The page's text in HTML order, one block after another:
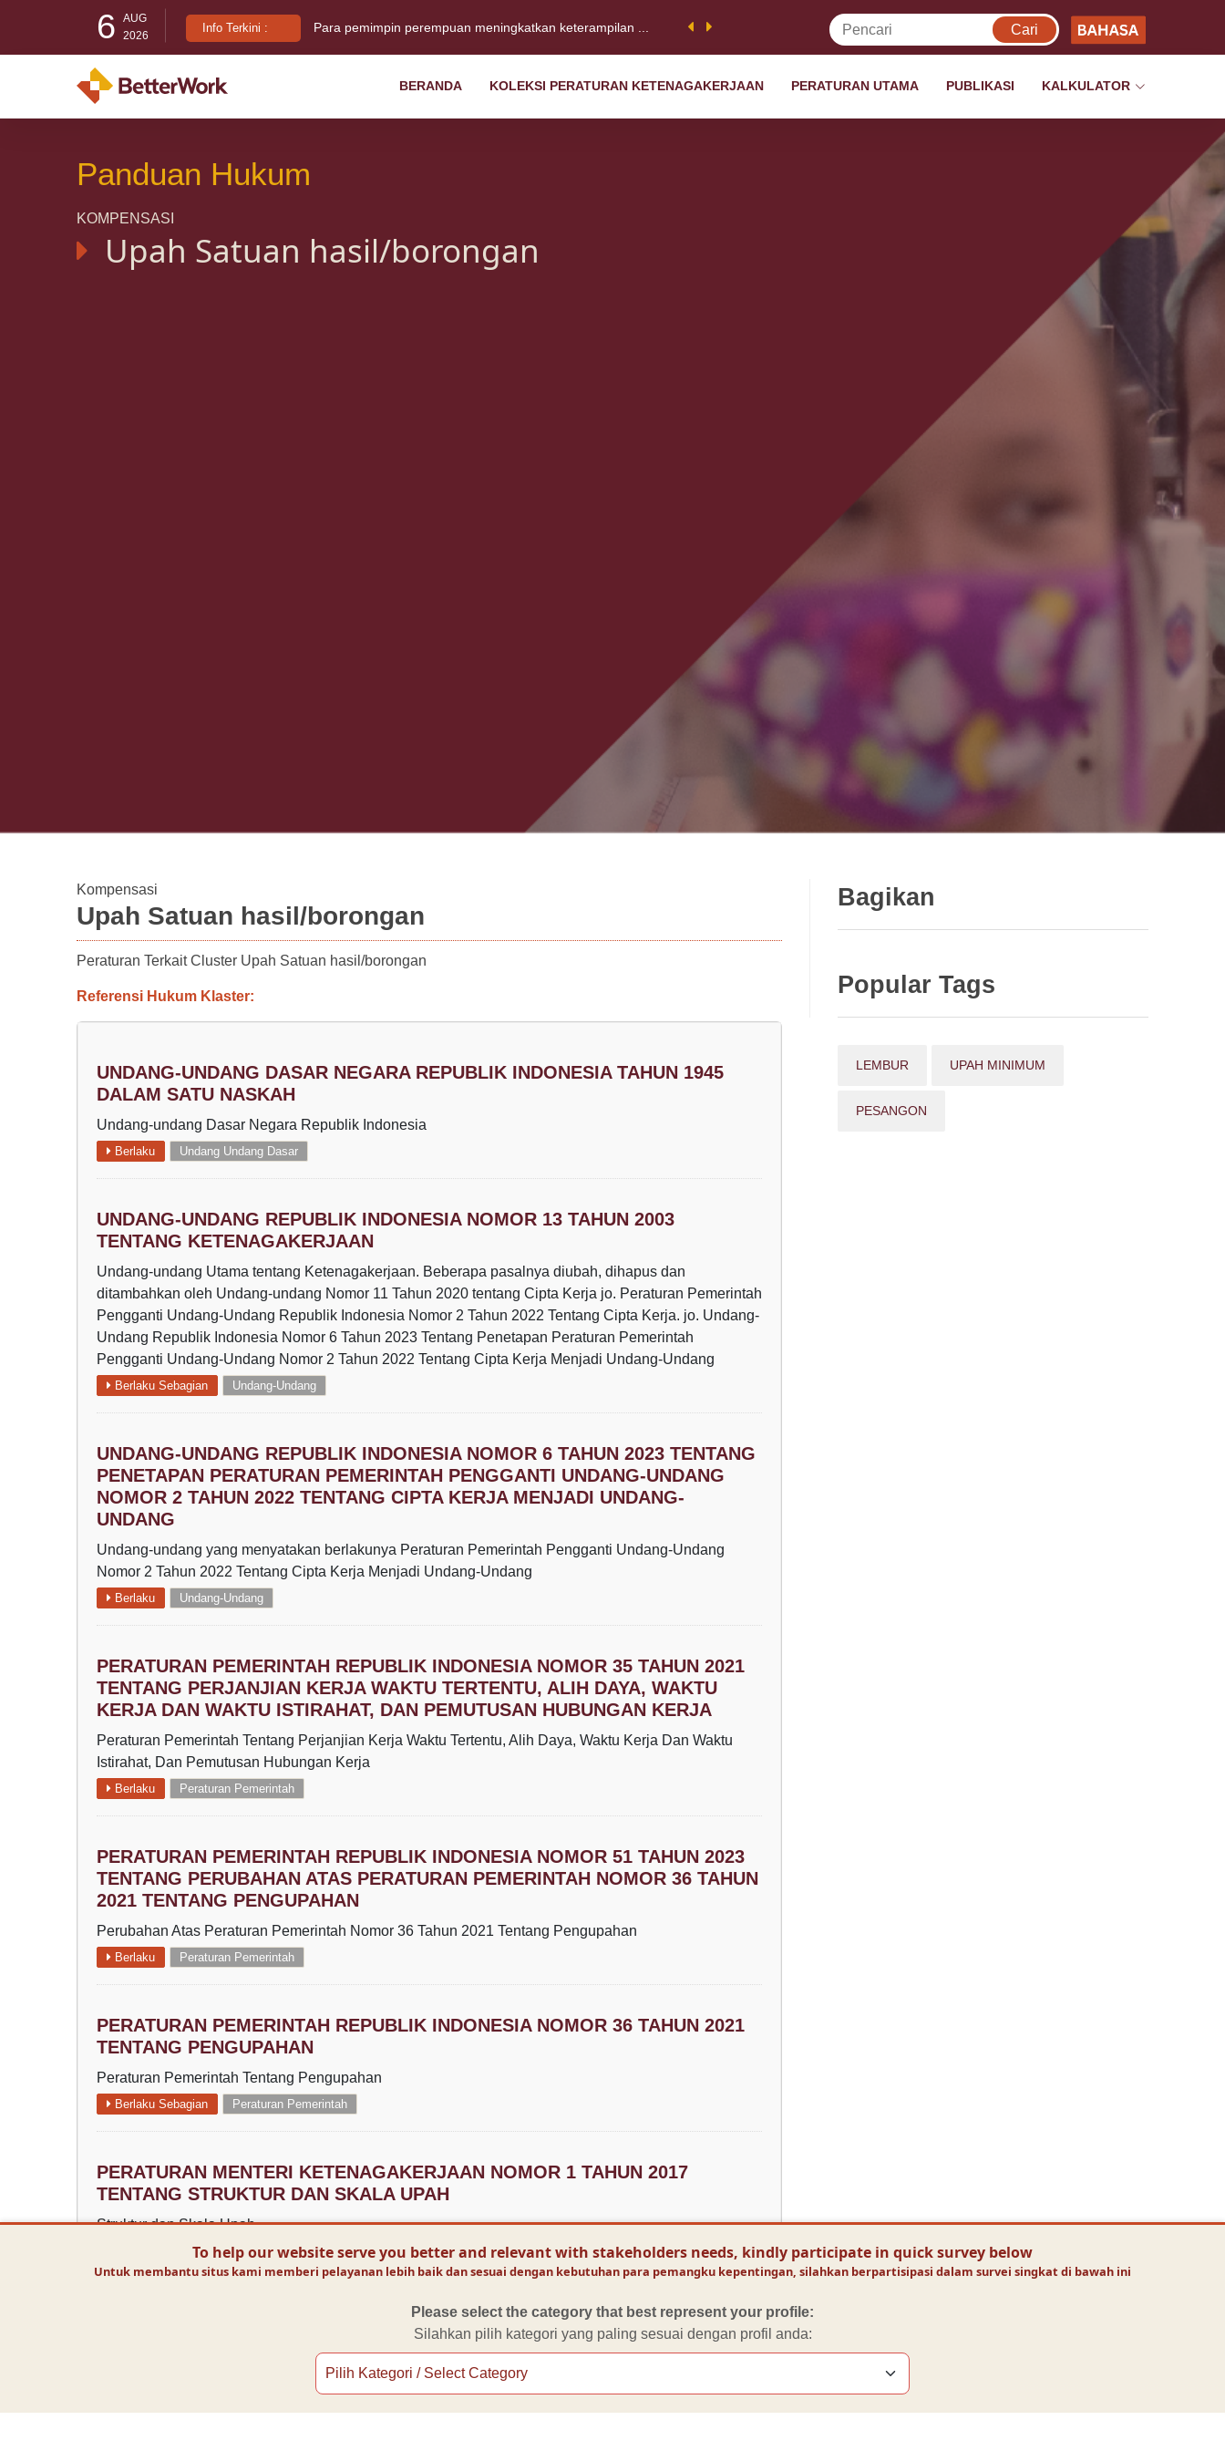
6
AUG
2026
Info Terkini :
BERANDA KOLEKSI PERATURAN KETENAGAKERJAAN PERATURAN UTAMA PUBLIKASI KALKULATOR
Panduan Hukum
KOMPENSASI
Upah Satuan hasil/borongan
Kompensasi
Upah Satuan hasil/borongan
Peraturan Terkait Cluster Upah Satuan hasil/borongan
Referensi Hukum Klaster:
UNDANG-UNDANG DASAR NEGARA REPUBLIK INDONESIA TAHUN 1945
DALAM SATU NASKAH
Undang-undang Dasar Negara Republik Indonesia
Berlaku Undang Undang Dasar
UNDANG-UNDANG REPUBLIK INDONESIA NOMOR 13 TAHUN 2003
TENTANG KETENAGAKERJAAN
Undang-undang Utama tentang Ketenagakerjaan. Beberapa pasalnya diubah, dihapus dan
ditambahkan oleh Undang-undang Nomor 11 Tahun 2020 tentang Cipta Kerja jo. Peraturan Pemerintah
Pengganti Undang-Undang Republik Indonesia Nomor 2 Tahun 2022 Tentang Cipta Kerja. jo. Undang-
Undang Republik Indonesia Nomor 6 Tahun 2023 Tentang Penetapan Peraturan Pemerintah
Pengganti Undang-Undang Nomor 2 Tahun 2022 Tentang Cipta Kerja Menjadi Undang-Undang
Berlaku Sebagian Undang-Undang
UNDANG-UNDANG REPUBLIK INDONESIA NOMOR 6 TAHUN 2023 TENTANG
PENETAPAN PERATURAN PEMERINTAH PENGGANTI UNDANG-UNDANG
NOMOR 2 TAHUN 2022 TENTANG CIPTA KERJA MENJADI UNDANG-
UNDANG
Undang-undang yang menyatakan berlakunya Peraturan Pemerintah Pengganti Undang-Undang
Nomor 2 Tahun 2022 Tentang Cipta Kerja Menjadi Undang-Undang
Berlaku Undang-Undang
PERATURAN PEMERINTAH REPUBLIK INDONESIA NOMOR 35 TAHUN 2021
TENTANG PERJANJIAN KERJA WAKTU TERTENTU, ALIH DAYA, WAKTU
KERJA DAN WAKTU ISTIRAHAT, DAN PEMUTUSAN HUBUNGAN KERJA
Peraturan Pemerintah Tentang Perjanjian Kerja Waktu Tertentu, Alih Daya, Waktu Kerja Dan Waktu
Istirahat, Dan Pemutusan Hubungan Kerja
Berlaku Peraturan Pemerintah
PERATURAN PEMERINTAH REPUBLIK INDONESIA NOMOR 51 TAHUN 2023
TENTANG PERUBAHAN ATAS PERATURAN PEMERINTAH NOMOR 36 TAHUN
2021 TENTANG PENGUPAHAN
Perubahan Atas Peraturan Pemerintah Nomor 36 Tahun 2021 Tentang Pengupahan
Berlaku Peraturan Pemerintah
PERATURAN PEMERINTAH REPUBLIK INDONESIA NOMOR 36 TAHUN 2021
TENTANG PENGUPAHAN
Peraturan Pemerintah Tentang Pengupahan
Berlaku Sebagian Peraturan Pemerintah
PERATURAN MENTERI KETENAGAKERJAAN NOMOR 1 TAHUN 2017
TENTANG STRUKTUR DAN SKALA UPAH
Struktur dan Skala Upah
Peraturan Menteri
PERATURAN PEMERINTAH PENGGANTI UNDANG-UNDANG REPUBLIK
INDONESIA NOMOR 2 TAHUN 2022 TENTANG CIPTA KERJA
Peraturan Pengganti Undang-undang yang mencabut Undang-undang Nomor 11 tahun 2020 Tentang
Bagikan
Popular Tags
LEMBUR UPAH MINIMUM
PESANGON
To help our website serve you better and relevant with stakeholders needs, kindly participate in quick survey below
Untuk membantu situs kami memberi pelayanan lebih baik dan sesuai dengan kebutuhan para pemangku kepentingan, silahkan berpartisipasi dalam survei singkat di bawah ini
Please select the category that best represent your profile:
Silahkan pilih kategori yang paling sesuai dengan profil anda: